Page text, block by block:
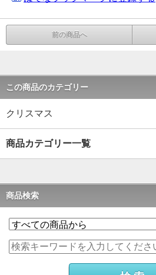
前の商品へ
この商品のカテゴリー
クリスマス
商品カテゴリー一覧
商品検索